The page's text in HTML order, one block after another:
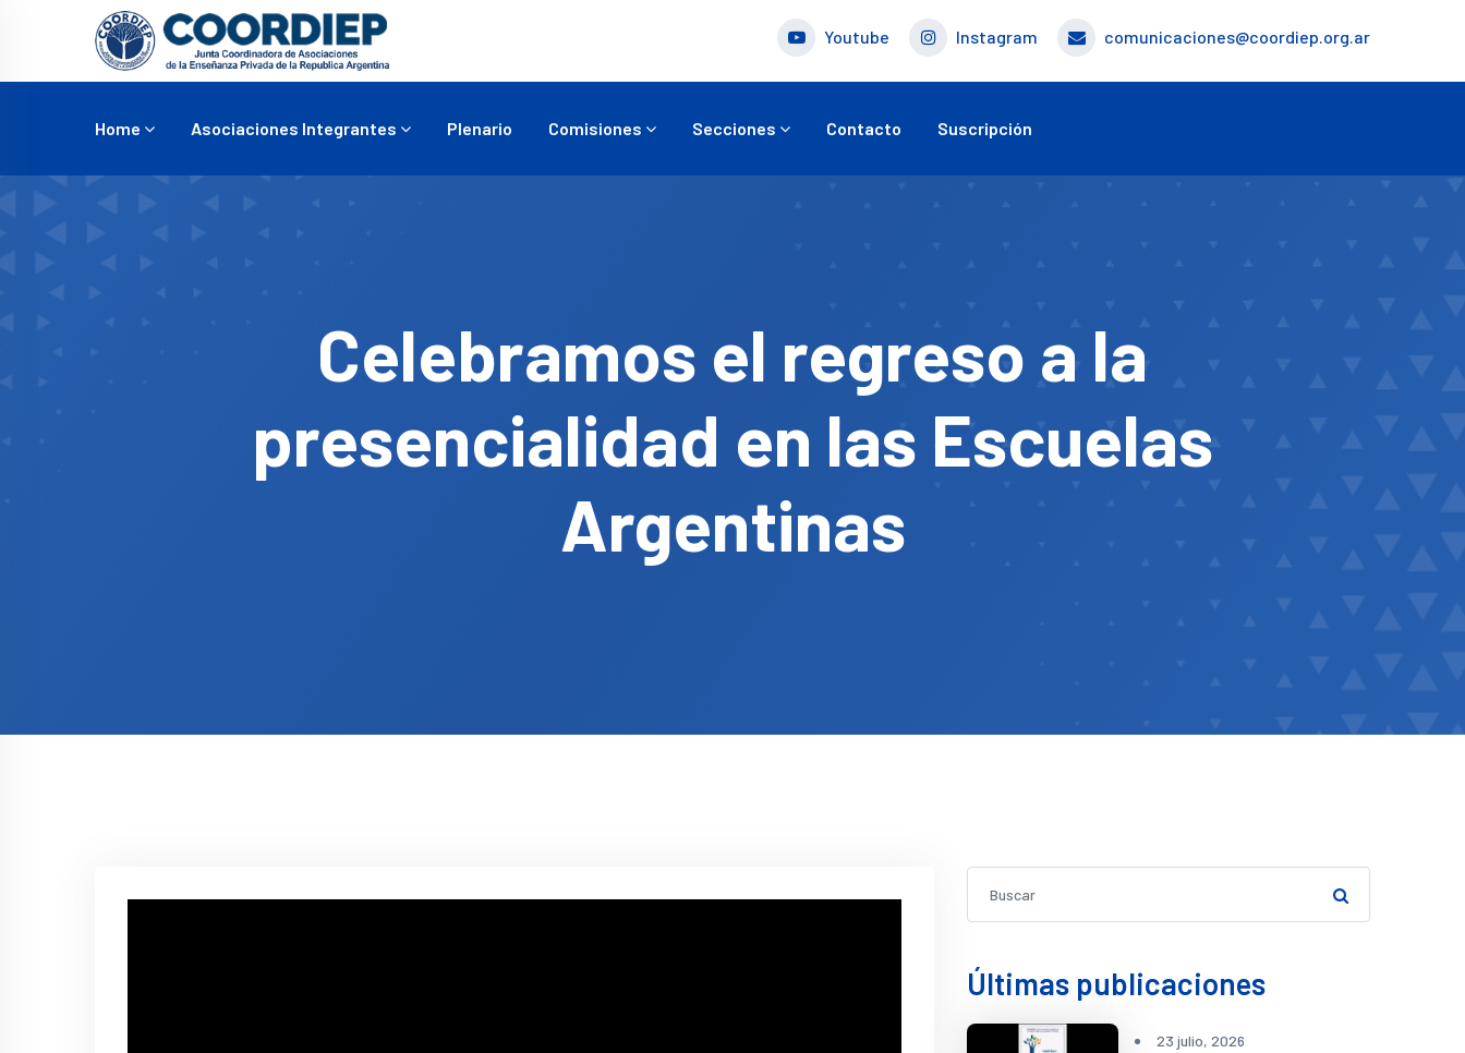
Youtube Instagram comunicaciones@coordiep.org.ar
Home Asociaciones Integrantes Plenario Comisiones Secciones Contacto Suscripción
Celebramos el regreso a la
presencialidad en las Escuelas
Argentinas
Últimas publicaciones
23 julio, 2026